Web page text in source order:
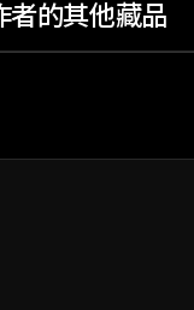
者的其他藏品